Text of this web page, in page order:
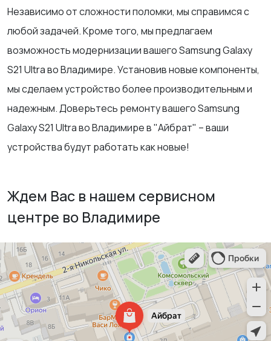
Независимо от сложности поломки, мы справимся с
любой задачей. Кроме того, мы предлагаем
возможность модернизации вашего Samsung Galaxy
S21 Ultra во Владимире. Установив новые компоненты,
мы сделаем устройство более производительным и
надежным. Доверьтесь ремонту вашего Samsung
Galaxy S21 Ultra во Владимире в "Айбрат" – ваши
устройства будут работать как новые!
Ждем Вас в нашем сервисном
центре во Владимире